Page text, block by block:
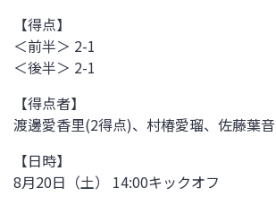
【得点】
＜前半＞ 2-1
＜後半＞ 2-1
【得点者】
渡邊愛香里(2得点)、村椿愛瑠、佐藤葉音
【日時】
8月20日（土） 14:00キックオフ